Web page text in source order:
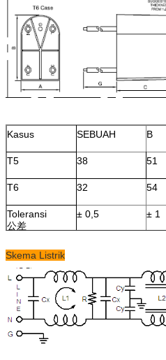
Kasus SEBUAH B
T5 38 51
T6 32 54
Toleransi
公差
± 0,5 ± 1
Skema Listrik